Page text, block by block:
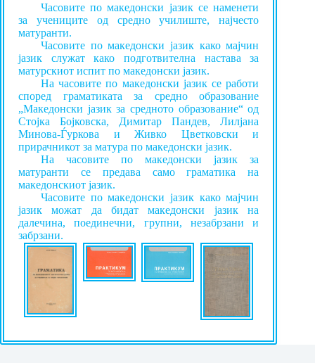
Часовите по македонски јазик се наменети
за учениците од средно училиште, најчесто
матуранти.
Часовите по македонски јазик како мајчин
јазик служат како подготвителна настава за
матурскиот испит по македонски јазик.
На часовите по македонски јазик се работи
според граматиката за средно образование
„Македонски јазик за средното образование“ од
Стојка Бојковска, Димитар Пандев, Лилјана
Минова-Ѓуркова и Живко Цветковски и
прирачникот за матура по македонски јазик.
На часовите по македонски јазик за
матуранти се предава само граматика на
македонскиот јазик.
Часовите по македонски јазик како мајчин
јазик можат да бидат македонски јазик на
далечина, поединечни, групни, незабрзани и
забрзани.